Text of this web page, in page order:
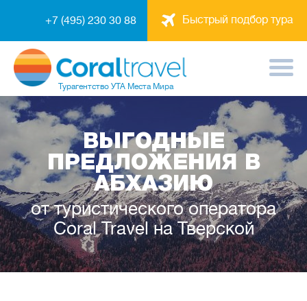
Быстрый подбор тура
+7 (495) 230 30 88
Турагентство УТА Места Мира
ВЫГОДНЫЕ
ПРЕДЛОЖЕНИЯ В
АБХАЗИЮ
от туристического оператора
Coral Travel на Тверской